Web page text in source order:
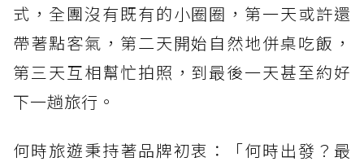
式，全團沒有既有的小圈圈，第一天或許還
帶著點客氣，第二天開始自然地併桌吃飯，
第三天互相幫忙拍照，到最後一天甚至約好
下一趟旅行。
何時旅遊秉持著品牌初衷：「何時出發？最